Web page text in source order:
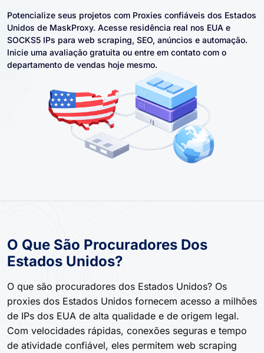
Potencialize seus projetos com Proxies confiáveis ​​dos Estados
Unidos de MaskProxy. Acesse residência real nos EUA e
SOCKS5 IPs para web scraping, SEO, anúncios e automação.
Inicie uma avaliação gratuita ou entre em contato com o
departamento de vendas hoje mesmo.
O Que São Procuradores Dos
Estados Unidos?
O que são procuradores dos Estados Unidos? Os
proxies dos Estados Unidos fornecem acesso a milhões
de IPs dos EUA de alta qualidade e de origem legal.
Com velocidades rápidas, conexões seguras e tempo
de atividade confiável, eles permitem web scraping